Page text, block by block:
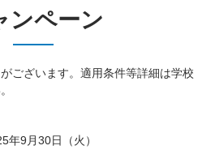
ンペーン
ございます。適用条件等詳細は学校
年9月30日（火）